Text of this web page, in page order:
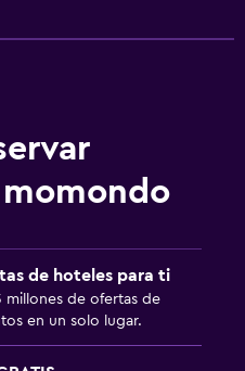
de hoteles para ti
millones de ofertas de
en un solo lugar.